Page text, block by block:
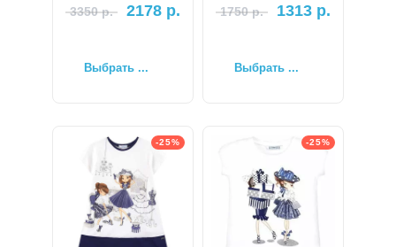
3350р. 2178 р.
Выбрать ...
1750р. 1313 р.
Выбрать ...
-25% -25%